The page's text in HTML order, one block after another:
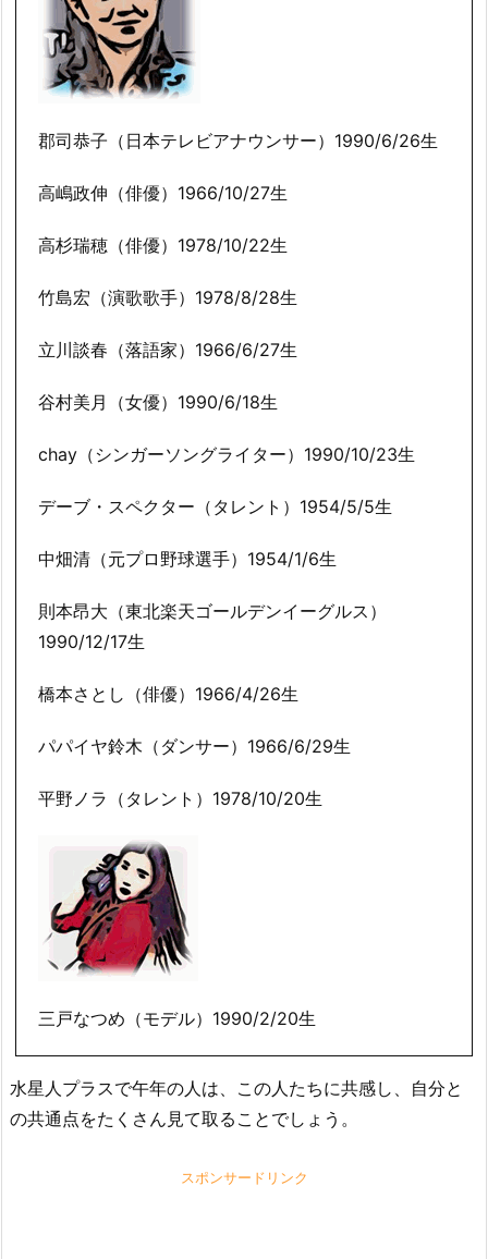
郡司恭子（日本テレビアナウンサー）1990/6/26生
高嶋政伸（俳優）1966/10/27生
高杉瑞穂（俳優）1978/10/22生
竹島宏（演歌歌手）1978/8/28生
立川談春（落語家）1966/6/27生
谷村美月（女優）1990/6/18生
chay（シンガーソングライター）1990/10/23生
デーブ・スペクター（タレント）1954/5/5生
中畑清（元プロ野球選手）1954/1/6生
則本昂大（東北楽天ゴールデンイーグルス）
1990/12/17生
橋本さとし（俳優）1966/4/26生
パパイヤ鈴木（ダンサー）1966/6/29生
平野ノラ（タレント）1978/10/20生
三戸なつめ（モデル）1990/2/20生
水星人プラスで午年の人は、この人たちに共感し、自分と
の共通点をたくさん見て取ることでしょう。
スポンサードリンク